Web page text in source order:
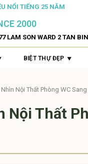
NỔI TIẾNG 25 NĂM
2000
LAM SON WARD 2 TAN
BIỆT THỰ ĐẸP
Nội Thất Phòng WC
Nội Thất